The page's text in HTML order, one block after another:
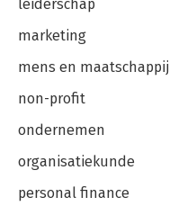
leiderschap
marketing
mens en maatschappij
non-profit
ondernemen
organisatiekunde
personal finance